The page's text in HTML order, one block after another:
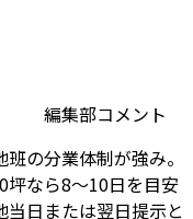
編集部コメント
の分業体制が強み。
坪なら8〜10日を目安
日または翌日提示と